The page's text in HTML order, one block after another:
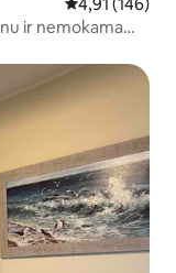
ir nemokama